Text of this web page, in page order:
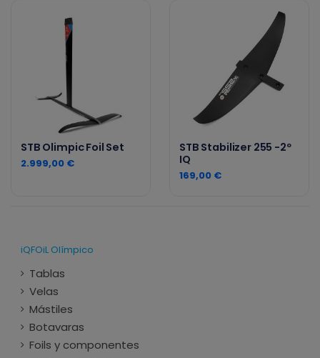
STB Olimpic Foil Set
2.999,00 €
STB Stabilizer 255 -2º
IQ
169,00 €
iQFOiL Olímpico
Tablas
Velas
Mástiles
Botavaras
Foils y componentes